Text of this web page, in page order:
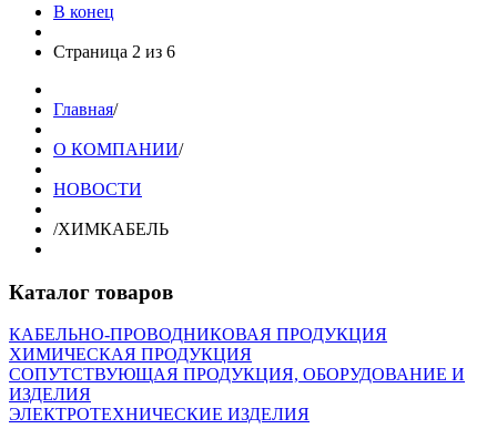
В конец
Страница 2 из 6
Главная/
О КОМПАНИИ/
НОВОСТИ
/ХИМКАБЕЛЬ
Каталог товаров
КАБЕЛЬНО-ПРОВОДНИКОВАЯ ПРОДУКЦИЯ
ХИМИЧЕСКАЯ ПРОДУКЦИЯ
СОПУТСТВУЮЩАЯ ПРОДУКЦИЯ, ОБОРУДОВАНИЕ И
ИЗДЕЛИЯ
ЭЛЕКТРОТЕХНИЧЕСКИЕ ИЗДЕЛИЯ